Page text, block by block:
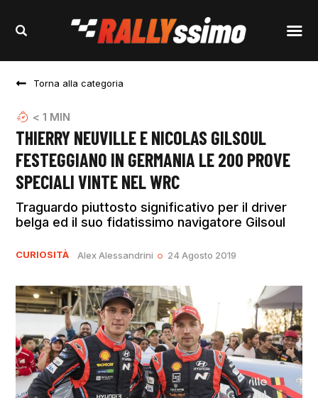
Torna alla categoria
< 1 MIN
THIERRY NEUVILLE E NICOLAS GILSOUL
FESTEGGIANO IN GERMANIA LE 200 PROVE
SPECIALI VINTE NEL WRC
Traguardo piuttosto significativo per il driver
belga ed il suo fidatissimo navigatore Gilsoul
CURIOSITÀ Alex Alessandrini 24 Agosto 2019